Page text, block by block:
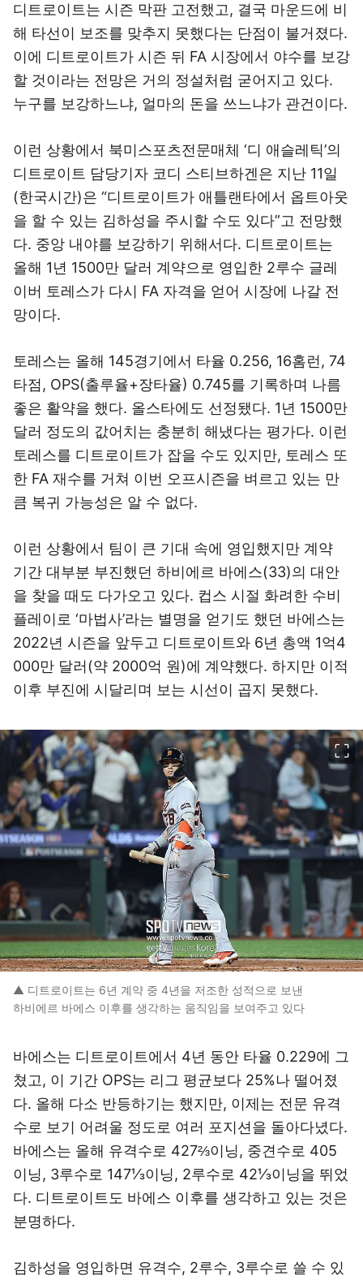
디트로이트는 시즌 막판 고전했고, 결국 마운드에 비
해 타선이 보조를 맞추지 못했다는 단점이 불거졌다.
이에 디트로이트가 시즌 뒤 FA 시장에서 야수를 보강
할 것이라는 전망은 거의 정설처럼 굳어지고 있다.
누구를 보강하느냐, 얼마의 돈을 쓰느냐가 관건이다.
이런 상황에서 북미스포츠전문매체 ‘디 애슬레틱’의
디트로이트 담당기자 코디 스티브하겐은 지난 11일
(한국시간)은 “디트로이트가 애틀랜타에서 옵트아웃
을 할 수 있는 김하성을 주시할 수도 있다”고 전망했
다. 중앙 내야를 보강하기 위해서다. 디트로이트는
올해 1년 1500만 달러 계약으로 영입한 2루수 글레
이버 토레스가 다시 FA 자격을 얻어 시장에 나갈 전
망이다.
토레스는 올해 145경기에서 타율 0.256, 16홈런, 74
타점, OPS(출루율+장타율) 0.745를 기록하며 나름
좋은 활약을 했다. 올스타에도 선정됐다. 1년 1500만
달러 정도의 값어치는 충분히 해냈다는 평가다. 이런
토레스를 디트로이트가 잡을 수도 있지만, 토레스 또
한 FA 재수를 거쳐 이번 오프시즌을 벼르고 있는 만
큼 복귀 가능성은 알 수 없다.
이런 상황에서 팀이 큰 기대 속에 영입했지만 계약
기간 대부분 부진했던 하비에르 바에스(33)의 대안
을 찾을 때도 다가오고 있다. 컵스 시절 화려한 수비
플레이로 ‘마법사’라는 별명을 얻기도 했던 바에스는
2022년 시즌을 앞두고 디트로이트와 6년 총액 1억4
000만 달러(약 2000억 원)에 계약했다. 하지만 이적
이후 부진에 시달리며 보는 시선이 곱지 못했다.
▲ 디트로이트는 6년 계약 중 4년을 저조한 성적으로 보낸
하비에르 바에스 이후를 생각하는 움직임을 보여주고 있다
바에스는 디트로이트에서 4년 동안 타율 0.229에 그
쳤고, 이 기간 OPS는 리그 평균보다 25%나 떨어졌
다. 올해 다소 반등하기는 했지만, 이제는 전문 유격
수로 보기 어려울 정도로 여러 포지션을 돌아다녔다.
바에스는 올해 유격수로 427⅔이닝, 중견수로 405
이닝, 3루수로 147⅓이닝, 2루수로 42⅓이닝을 뛰었
다. 디트로이트도 바에스 이후를 생각하고 있는 것은
분명하다.
김하성을 영입하면 유격수, 2루수, 3루수로 쓸 수 있